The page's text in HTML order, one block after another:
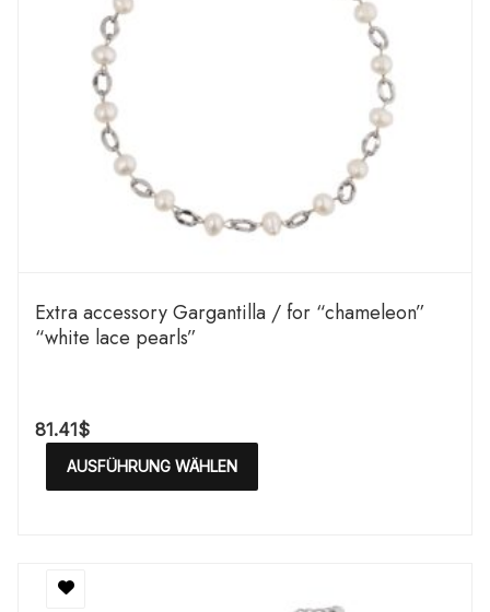
Extra accessory Gargantilla / for “chameleon”
“white lace pearls”
81.41$
AUSFÜHRUNG WÄHLEN